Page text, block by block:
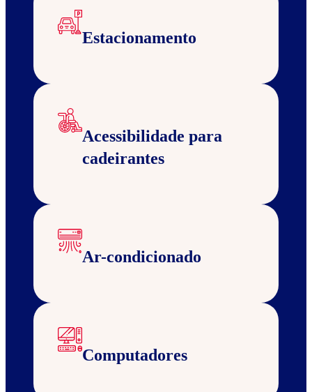
Estacionamento
Acessibilidade para
cadeirantes
Ar-condicionado
Computadores